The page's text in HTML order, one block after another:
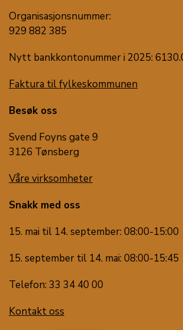
Organisasjonsnummer:
929 882 385
Nytt bankkontonummer i 2025:
Faktura til fylkeskommunen
Besøk oss
Svend Foyns gate 9
3126 Tønsberg
Våre virksomheter
Snakk med oss
15. mai til 14. september: 08:00-15:00
15. september til 14. mai: 08:00-15:45
Telefon: 33 34 40 00
Kontakt oss